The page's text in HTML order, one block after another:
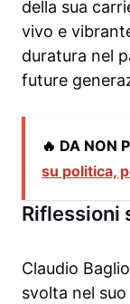
della sua
vivo e
duratura nel
future
🔥 DA NON
su politica,
Riflessioni
Claudio
svolta nel